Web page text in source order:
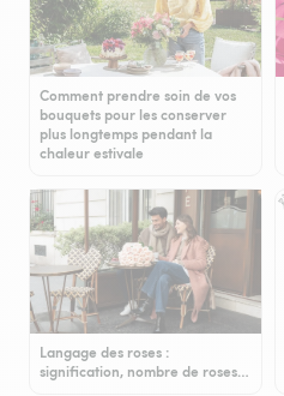
Comment prendre soin de vos
bouquets pour les conserver
plus longtemps pendant la
chaleur estivale
Langage des roses :
signification, nombre de roses…